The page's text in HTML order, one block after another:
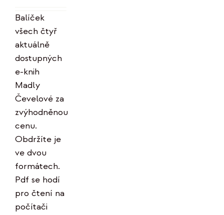
5.00z 5
996 Kč.799 Kč.
Balíček
všech čtyř
aktuálně
dostupných
e-knih
Madly
Čevelové za
zvýhodněnou
cenu.
Obdržíte je
ve dvou
formátech.
Pdf se hodí
pro čtení na
počítači